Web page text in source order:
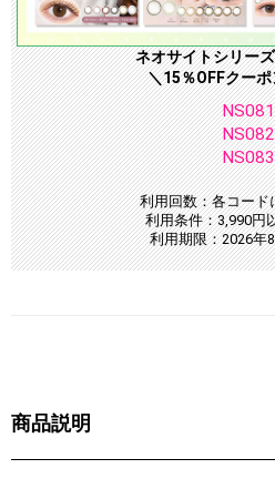
ネオサイトシリー
＼15％OFFクー
NS081
NS082
NS083
利用回数：各コード
利用条件：3,990円
利用期限：2026年
商品説明